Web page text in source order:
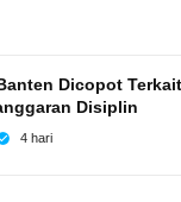
Dicopot Terkait
Disiplin
4 hari